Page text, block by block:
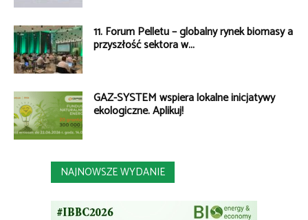
11. Forum Pelletu – globalny rynek biomasy a
przyszłość sektora w...
GAZ-SYSTEM wspiera lokalne inicjatywy
ekologiczne. Aplikuj!
NAJNOWSZE WYDANIE